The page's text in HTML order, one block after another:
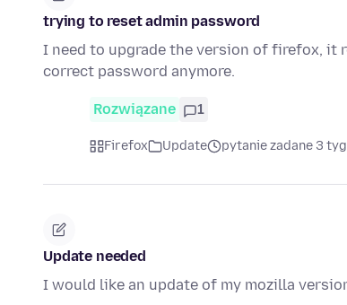
trying to reset admin password
I need to upgrade the version of firefox, it
correct password anymore.
Rozwiązane 1
Firefox Update pytanie zadane 3
Update needed
I would like an update of my mozilla